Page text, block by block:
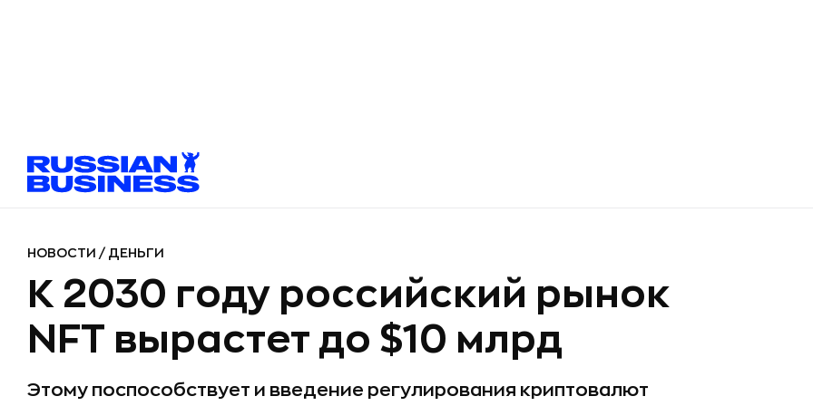
НОВОСТИ / ДЕНЬГИ
К 2030 году российский рынок
NFT вырастет до $10 млрд
Этому поспособствует и введение регулирования криптовалют